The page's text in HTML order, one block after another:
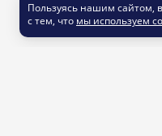
Пользуясь нашим сайтом,
с тем, что мы используем